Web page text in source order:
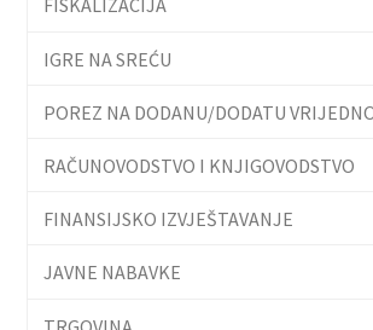
FISKALIZACIJA
IGRE NA SREĆU
POREZ NA DODANU/DODATU
RAČUNOVODSTVO I KNJIGOVODSTVO
FINANSIJSKO IZVJEŠTAVANJE
JAVNE NABAVKE